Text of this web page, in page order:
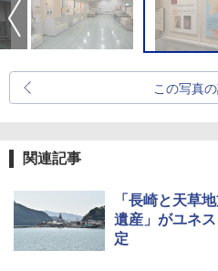
この写真
関連記事
「長崎と天草
遺産」がユネ
定